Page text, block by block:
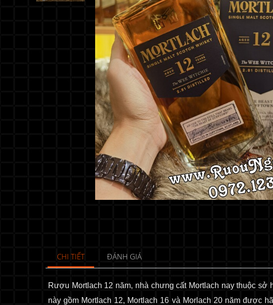
CHI TIẾT ĐÁNH GIÁ
Rượu Mortlach 12 năm, nhà chưng cất Mortlach nay thuộc
này gồm Mortlach 12, Mortlach 16 và Morlach 20 năm được